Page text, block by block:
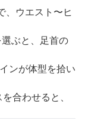
、ウエスト〜ヒ
ぶと、足首の
ンが体型を拾い
合わせると、